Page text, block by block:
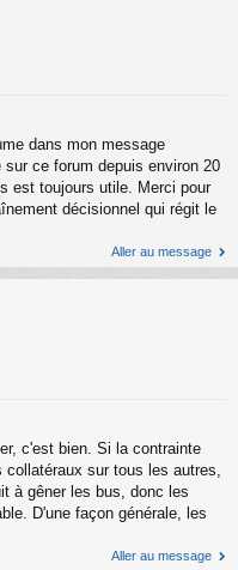
dans mon message
ce forum depuis environ 20
est toujours utile. Merci pour
décisionnel qui régit le
Aller au message
c'est bien. Si la contrainte
collatéraux sur tous les autres,
à gêner les bus, donc les
D'une façon générale, les
Aller au message